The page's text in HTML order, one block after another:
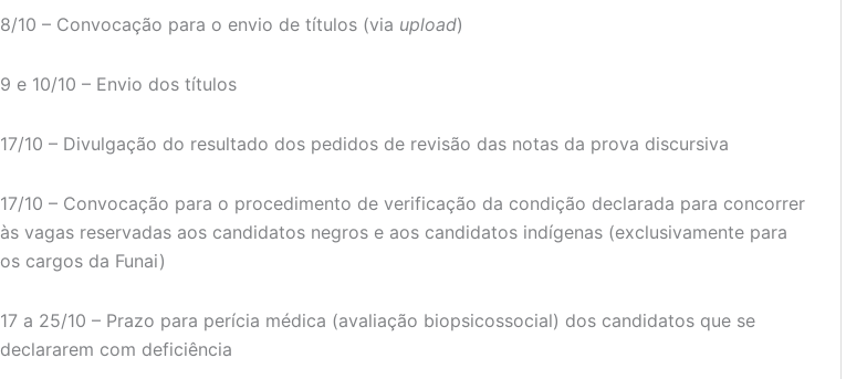
8/10 – Convocação para o envio de títulos (via upload)
9 e 10/10 – Envio dos títulos
17/10 – Divulgação do resultado dos pedidos de revisão das notas da prova discursiva
17/10 – Convocação para o procedimento de verificação da condição declarada para concorrer
às vagas reservadas aos candidatos negros e aos candidatos indígenas (exclusivamente para
os cargos da Funai)
17 a 25/10 – Prazo para perícia médica (avaliação biopsicossocial) dos candidatos que se
declararem com deficiência